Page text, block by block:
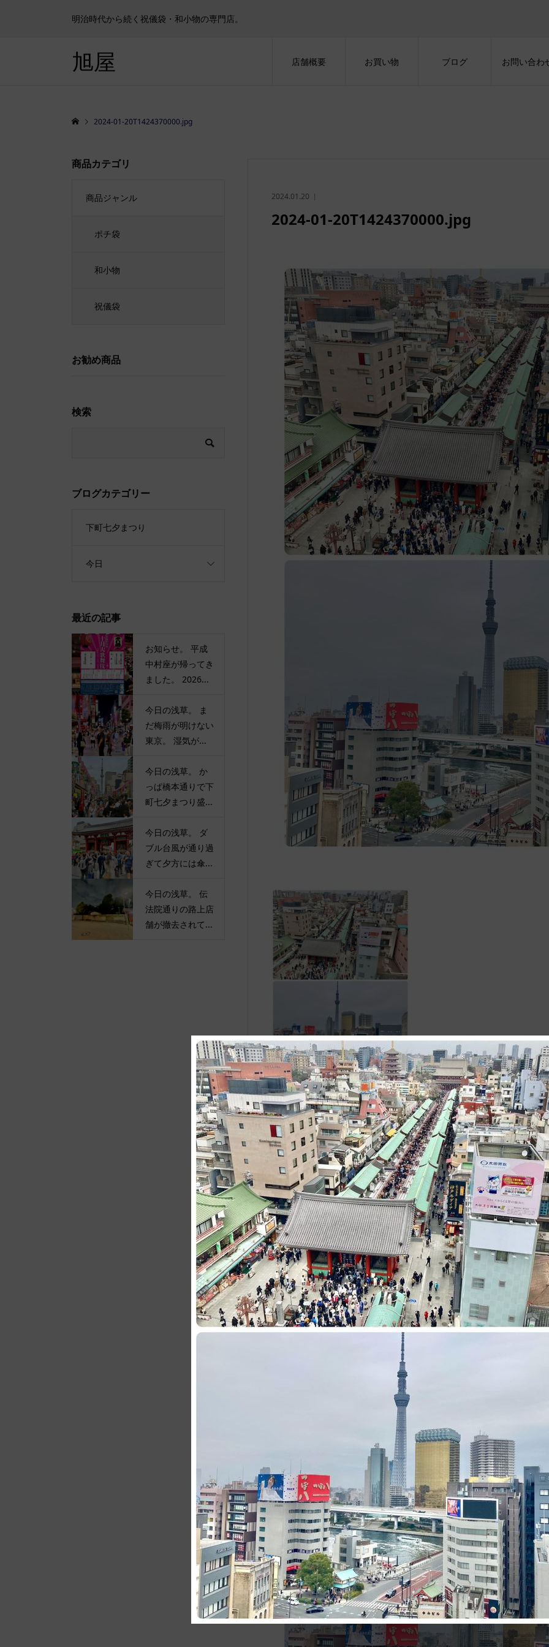
明治時代から続く祝儀袋・和小物の専門店。
旭屋 店舗概要 お買い物 ブログ お問い合わ
2024-01-20T1424370000.jpg
2024.01.20
2024-01-20T1424370000.jpg
Tweet Share Pin it RSS
商品カテゴリ
商品ジャンル
ポチ袋
和小物
祝儀袋
お勧め商品
検索
ブログカテゴリー
下町七夕まつり
今日
最近の記事
お知らせ。 平成
中村座が帰ってき
ました。 2026...
今日の浅草。 ま
だ梅雨が明けない
東京。 湿気が...
今日の浅草。 か
っぱ橋本通りで下
町七夕まつり盛...
今日の浅草。 ダ
ブル台風が通り過
ぎて夕方には傘...
今日の浅草。 伝
法院通りの路上店
舗が撤去されて...